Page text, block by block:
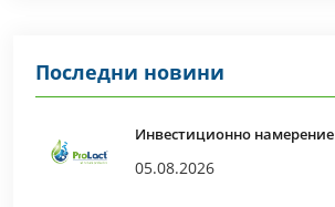
Последни новини
Инвестиционно намерение
05.08.2026